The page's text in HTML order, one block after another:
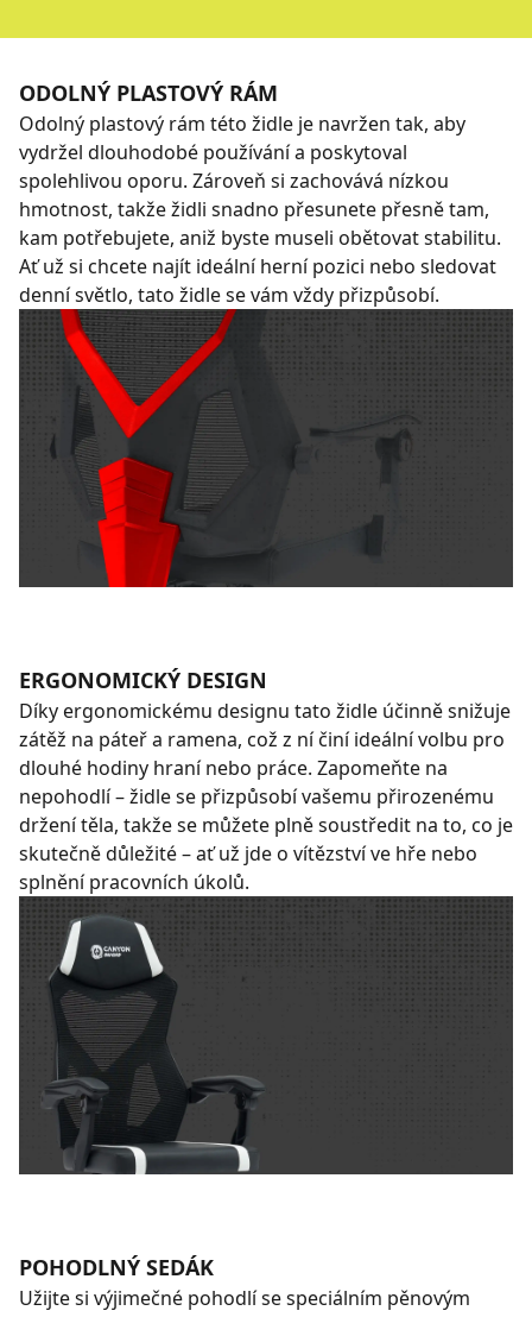
ODOLNÝ PLASTOVÝ RÁM
Odolný plastový rám této židle je navržen tak, aby
vydržel dlouhodobé používání a poskytoval
spolehlivou oporu. Zároveň si zachovává nízkou
hmotnost, takže židli snadno přesunete přesně tam,
kam potřebujete, aniž byste museli obětovat stabilitu.
Ať už si chcete najít ideální herní pozici nebo sledovat
denní světlo, tato židle se vám vždy přizpůsobí.
ERGONOMICKÝ DESIGN
Díky ergonomickému designu tato židle účinně snižuje
zátěž na páteř a ramena, což z ní činí ideální volbu pro
dlouhé hodiny hraní nebo práce. Zapomeňte na
nepohodlí – židle se přizpůsobí vašemu přirozenému
držení těla, takže se můžete plně soustředit na to, co je
skutečně důležité – ať už jde o vítězství ve hře nebo
splnění pracovních úkolů.
POHODLNÝ SEDÁK
Užijte si výjimečné pohodlí se speciálním pěnovým